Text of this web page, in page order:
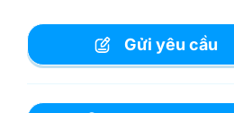
Gửi yêu cầu